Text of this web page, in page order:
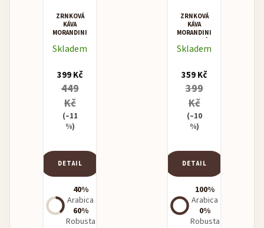
ZRNKOVÁ
KÁVA
MORANDINI
SUPERCREMA
Skladem
399 Kč
449
Kč
(–11
%)
DETAIL
40%
Arabica
60%
Robusta
ZRNKOVÁ
KÁVA
MORANDINI
BIOCAFFÈ
Skladem
359 Kč
399
Kč
(–10
%)
DETAIL
100%
Arabica
0%
Robusta